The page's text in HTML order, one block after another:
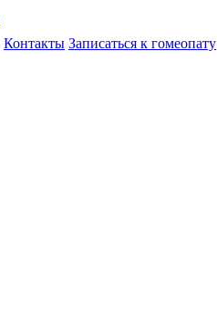
Контакты Записаться к гомеопату